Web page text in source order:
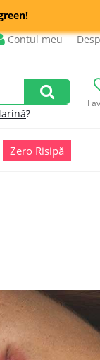
Contul meu
?
Zero Risipă